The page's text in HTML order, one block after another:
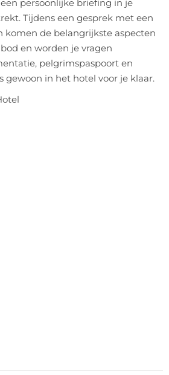
persoonlijke briefing in je
Tijdens een gesprek met een
komen de belangrijkste aspecten
en worden je vragen
pelgrimspaspoort en
gewoon in het hotel voor je klaar.